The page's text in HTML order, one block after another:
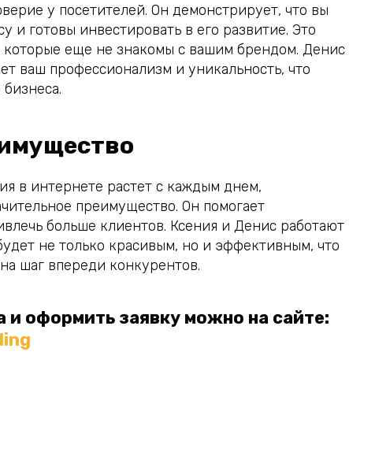
у посетителей. Он демонстрирует, что вы
и готовы инвестировать в его развитие. Это
еще не знакомы с вашим брендом. Денис
ваш профессионализм и уникальность, что
в интернете растет с каждым днем,
преимущество. Он помогает
больше клиентов. Ксения и Денис работают
не только красивым, но и эффективным, что
шаг впереди конкурентов.
и оформить заявку можно на сайте: